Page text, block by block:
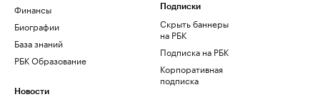
Финансы
Биографии
База знаний
РБК Образование
Новости
Подписки
Скрыть баннеры
на РБК
Подписка на РБК
Корпоративная
подписка